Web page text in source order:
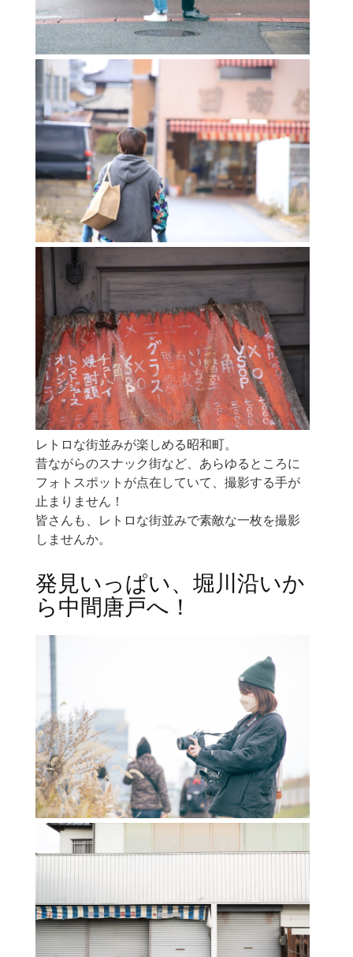
レトロな街並みが楽しめる昭和町。
昔ながらのスナック街など、あらゆるところに
フォトスポットが点在していて、撮影する手が
止まりません！
皆さんも、レトロな街並みで素敵な一枚を撮影
しませんか。
発見いっぱい、堀川沿いか
ら中間唐戸へ！